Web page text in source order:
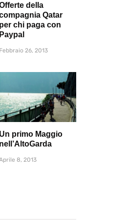
della
Qatar
per chi paga con
Paypal
Febbraio 26, 2013
Un primo Maggio
nell’AltoGarda
8, 2013